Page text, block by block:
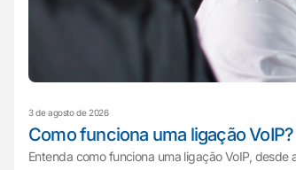
3 de agosto de 2026
Como funciona uma ligação
Entenda como funciona uma ligação VoIP,